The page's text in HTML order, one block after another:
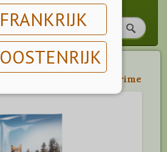
FRANKRIJK
OOSTENRIJK
Opti Life Prime